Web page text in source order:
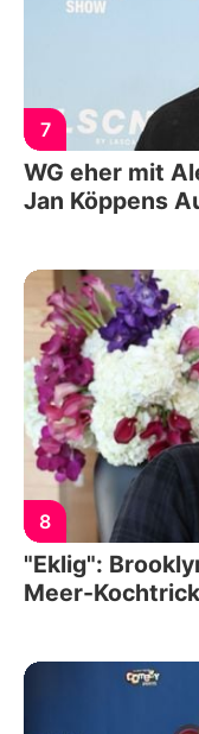
7
WG eher mit
Jan Köppens
8
"Eklig":
Meer-Kochtrick